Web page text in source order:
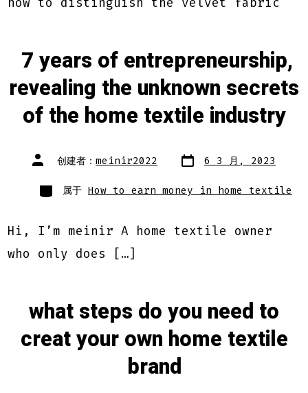
how to distinguish the velvet fabric
7 years of entrepreneurship,
revealing the unknown secrets
of the home textile industry
文
章
者
创建者： meinir2022 文
章
期
6 3 月, 2023
类
别 属于 How to earn money in home textile
Hi, I’m meinir A home textile owner
who only does […]
what steps do you need to
creat your own home textile
brand